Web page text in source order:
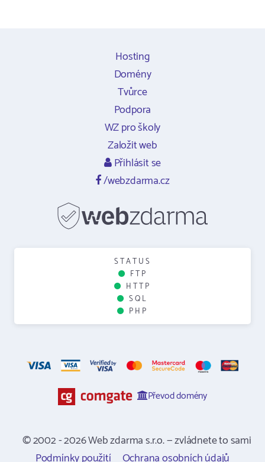
Hosting
Domény
Tvůrce
Podpora
WZ pro školy
Založit web
Přihlásit se
/webzdarma.cz
STATUS
FTP
HTTP
SQL
PHP
Převod domény
© 2002 - 2026 Web zdarma s.r.o. — zvládnete to sami